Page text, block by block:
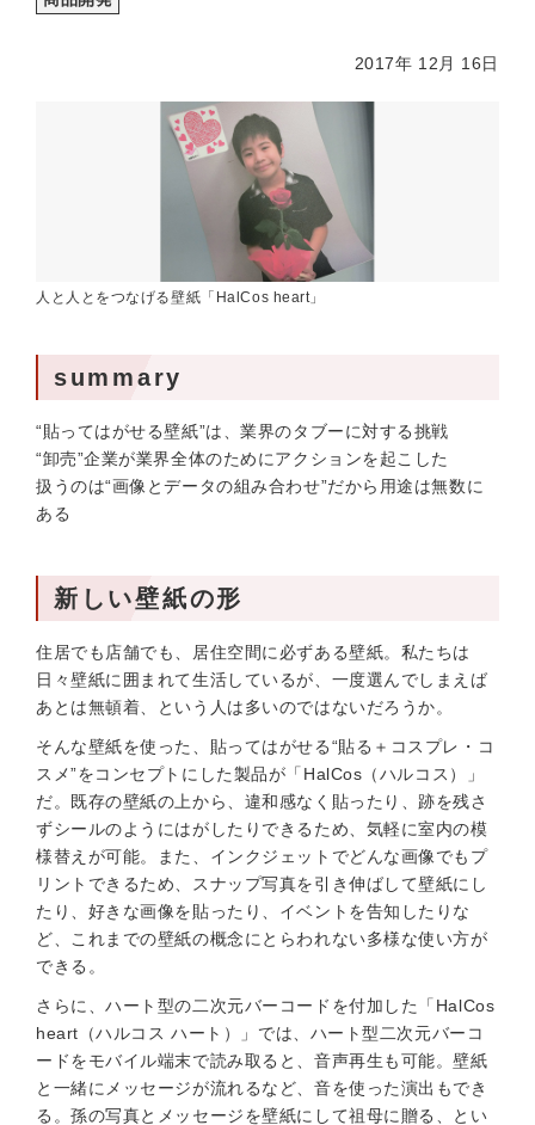
2017年 12月 16日
人と人とをつなげる壁紙「HalCos heart」
summary
“貼ってはがせる壁紙”は、業界のタブーに対する挑戦
“卸売”企業が業界全体のためにアクションを起こした
扱うのは“画像とデータの組み合わせ”だから用途は無数に
ある
新しい壁紙の形
住居でも店舗でも、居住空間に必ずある壁紙。私たちは
日々壁紙に囲まれて生活しているが、一度選んでしまえば
あとは無頓着、という人は多いのではないだろうか。
そんな壁紙を使った、貼ってはがせる“貼る＋コスプレ・コ
スメ”をコンセプトにした製品が「HalCos（ハルコス）」
だ。既存の壁紙の上から、違和感なく貼ったり、跡を残さ
ずシールのようにはがしたりできるため、気軽に室内の模
様替えが可能。また、インクジェットでどんな画像でもプ
リントできるため、スナップ写真を引き伸ばして壁紙にし
たり、好きな画像を貼ったり、イベントを告知したりな
ど、これまでの壁紙の概念にとらわれない多様な使い方が
できる。
さらに、ハート型の二次元バーコードを付加した「HalCos
heart（ハルコス ハート）」では、ハート型二次元バーコ
ードをモバイル端末で読み取ると、音声再生も可能。壁紙
と一緒にメッセージが流れるなど、音を使った演出もでき
る。孫の写真とメッセージを壁紙にして祖母に贈る、とい